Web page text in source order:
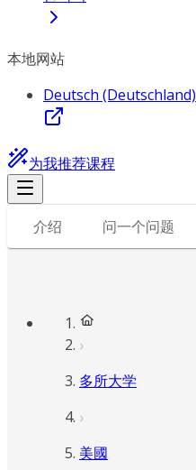
本地网站
Deutsch (Deutschland)
为我推荐课程
介绍 问一个问题
多所大学
美國